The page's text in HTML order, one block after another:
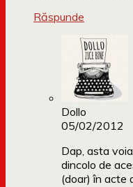
Răspunde
Dollo
05/02/2012
Dap, asta
dincolo de
(doar) în acte